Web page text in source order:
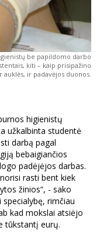
be papildomo darbo
kiti – kaip prisipažino
ir padavėjos duonos.
higienistų
užkalbinta studentė
darbą pagal
bebaigiančios
padėjėjos darbas.
rasti bent kiek
žinios“, - sako
rimčiau
kad mokslai atsiėjo
tūkstantį eurų.